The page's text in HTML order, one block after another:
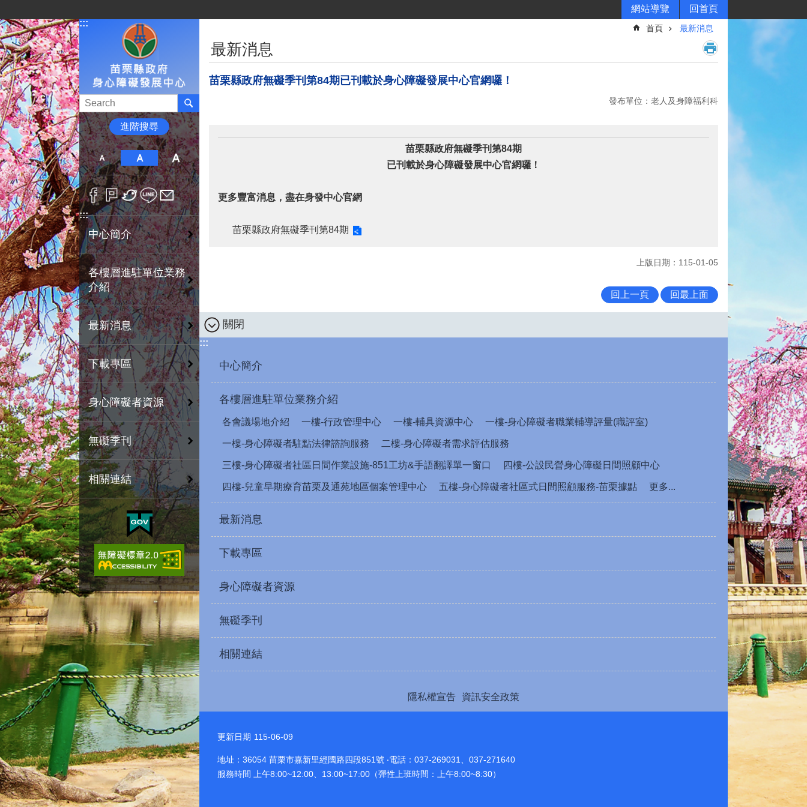
:::
網站導覽 回首頁
進階搜尋
:::
中心簡介
各樓層進駐單位業務
介紹
最新消息
下載專區
身心障礙者資源
無礙季刊
相關連結
首頁 最新消息
最新消息
苗栗縣政府無礙季刊第84期已刊載於身心障礙發展中心官網囉！
發布單位：老人及身障福利科
苗栗縣政府無礙季刊第84期
已刊載於身心障礙發展中心官網囉！
更多豐富消息，盡在身發中心官網
苗栗縣政府無礙季刊第84期
上版日期：115-01-05
回上一頁 回最上面
關閉
:::
中心簡介
各樓層進駐單位業務介紹
各會議場地介紹 一樓-行政管理中心 一樓-輔具資源中心 一樓-身心障礙者職業輔導評量(職評室)
一樓-身心障礙者駐點法律諮詢服務 二樓-身心障礙者需求評估服務
三樓-身心障礙者社區日間作業設施-851工坊&手語翻譯單一窗口 四樓-公設民營身心障礙日間照顧中心
四樓-兒童早期療育苗栗及通苑地區個案管理中心 五樓-身心障礙者社區式日間照顧服務-苗栗據點 更多...
最新消息
下載專區
身心障礙者資源
無礙季刊
相關連結
隱私權宣告 資訊安全政策
更新日期 115-06-09
地址：36054 苗栗市嘉新里經國路四段851號 ‧電話：037-269031、037-271640
服務時間 上午8:00~12:00、13:00~17:00（彈性上班時間：上午8:00~8:30）